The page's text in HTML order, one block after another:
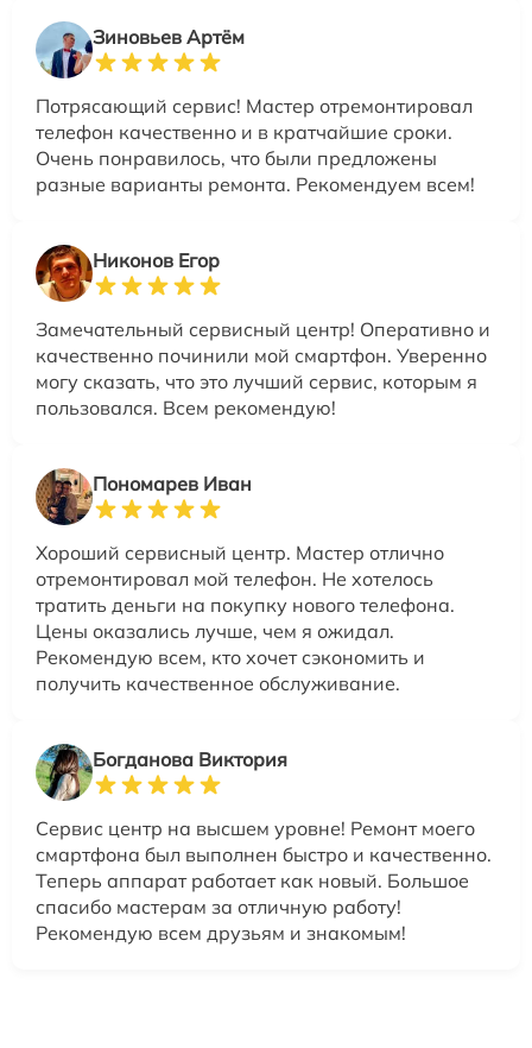
Зиновьев Артём
Потрясающий сервис! Мастер отремонтировал
телефон качественно и в кратчайшие сроки.
Очень понравилось, что были предложены
разные варианты ремонта. Рекомендуем всем!
Никонов Егор
Замечательный сервисный центр! Оперативно и
качественно починили мой смартфон. Уверенно
могу сказать, что это лучший сервис, которым я
пользовался. Всем рекомендую!
Пономарев Иван
Хороший сервисный центр. Мастер отлично
отремонтировал мой телефон. Не хотелось
тратить деньги на покупку нового телефона.
Цены оказались лучше, чем я ожидал.
Рекомендую всем, кто хочет сэкономить и
получить качественное обслуживание.
Богданова Виктория
Сервис центр на высшем уровне! Ремонт моего
смартфона был выполнен быстро и качественно.
Теперь аппарат работает как новый. Большое
спасибо мастерам за отличную работу!
Рекомендую всем друзьям и знакомым!